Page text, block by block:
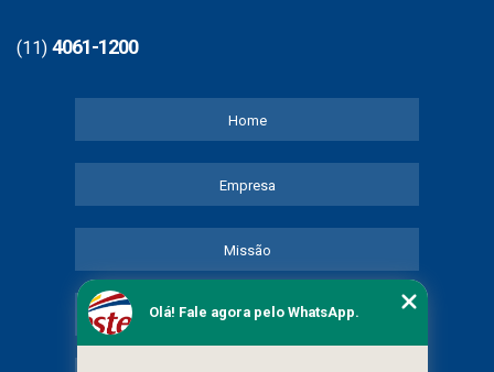
(11) 4061-1200
Home
Empresa
Missão
Serviços
Olá! Fale agora pelo WhatsApp.